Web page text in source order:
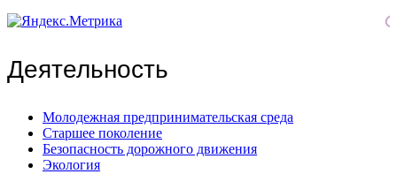
Деятельность
Молодежная предпринимательская среда
Старшее поколение
Безопасность дорожного движения
Экология